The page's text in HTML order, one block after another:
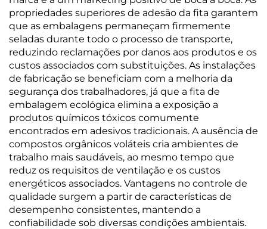
propriedades superiores de adesão da fita garantem
que as embalagens permaneçam firmemente
seladas durante todo o processo de transporte,
reduzindo reclamações por danos aos produtos e os
custos associados com substituições. As instalações
de fabricação se beneficiam com a melhoria da
segurança dos trabalhadores, já que a fita de
embalagem ecológica elimina a exposição a
produtos químicos tóxicos comumente
encontrados em adesivos tradicionais. A ausência de
compostos orgânicos voláteis cria ambientes de
trabalho mais saudáveis, ao mesmo tempo que
reduz os requisitos de ventilação e os custos
energéticos associados. Vantagens no controle de
qualidade surgem a partir de características de
desempenho consistentes, mantendo a
confiabilidade sob diversas condições ambientais.